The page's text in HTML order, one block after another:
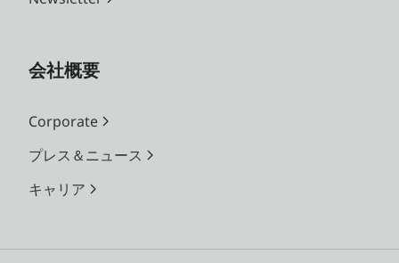
会社概要
Corporate
プレス＆ニュース
キャリア